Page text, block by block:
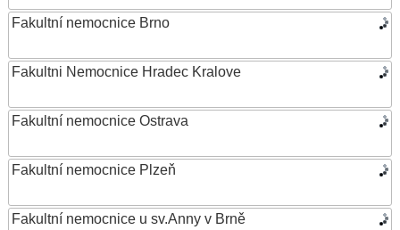
Fakultní nemocnice Brno
Fakultni Nemocnice Hradec Kralove
Fakultní nemocnice Ostrava
Fakultní nemocnice Plzeň
Fakultní nemocnice u sv.Anny v Brně